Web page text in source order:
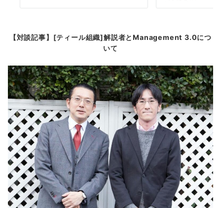
【対談記事】[ティール組織]解説者とManagement 3.0につ
いて